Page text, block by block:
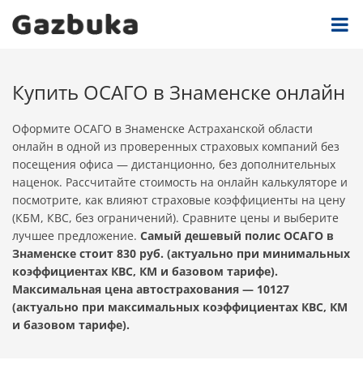
Купить ОСАГО в Знаменске онлайн
Оформите ОСАГО в Знаменске Астраханской области
онлайн в одной из проверенных страховых компаний без
посещения офиса — дистанционно, без дополнительных
наценок. Рассчитайте стоимость на онлайн калькуляторе и
посмотрите, как влияют страховые коэффициенты на цену
(КБМ, КВС, без ограничений). Сравните цены и выберите
лучшее предложение. Самый дешевый полис ОСАГО в
Знаменске стоит 830 руб. (актуально при минимальных
коэффициентах КВС, КМ и базовом тарифе).
Максимальная цена автострахования — 10127
(актуально при максимальных коэффициентах КВС, КМ
и базовом тарифе).